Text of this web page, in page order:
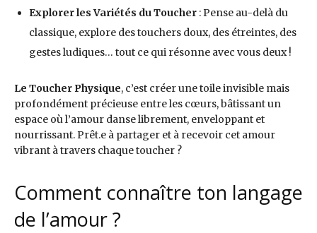
Explorer les Variétés du Toucher : Pense au-delà du
classique, explore des touchers doux, des étreintes, des
gestes ludiques… tout ce qui résonne avec vous deux !
Le Toucher Physique, c’est créer une toile invisible mais
profondément précieuse entre les cœurs, bâtissant un
espace où l’amour danse librement, enveloppant et
nourrissant. Prêt.e à partager et à recevoir cet amour
vibrant à travers chaque toucher ?
Comment connaître ton langage
de l’amour ?